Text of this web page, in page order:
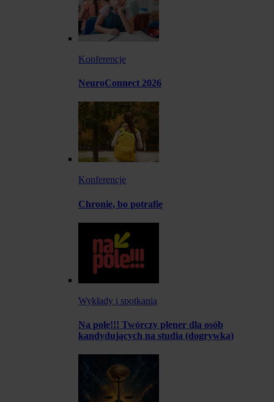
Konferencje
NeuroConnect 2026
Konferencje
Chronię, bo potrafię
Wykłady i spotkania
Na pole!!! Twórczy plener dla osób
kandydujących na studia (dogrywka)